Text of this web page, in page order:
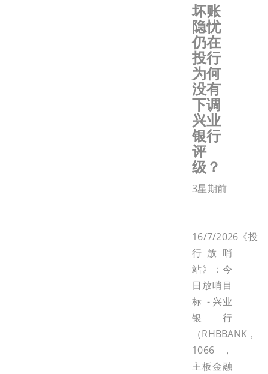
坏账
隐忧
仍在
投行
为何
没有
下调
兴业
银行
评
级？
3星期前
16/7/2026《投
行放哨
站》：今
日放哨目
标 - 兴业
银行
（RHBBANK，
1066，
主板金融